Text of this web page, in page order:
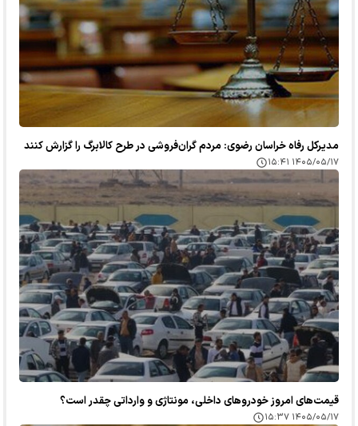
مدیرکل رفاه خراسان رضوی: مردم گران‌فروشی در طرح کالابرگ را گزارش کنند
۱۴۰۵/۰۵/۱۷ ۱۵:۴۱
قیمت‌های امروز خودرو‌های داخلی، مونتاژی و وارداتی چقدر است؟
۱۴۰۵/۰۵/۱۷ ۱۵:۳۷